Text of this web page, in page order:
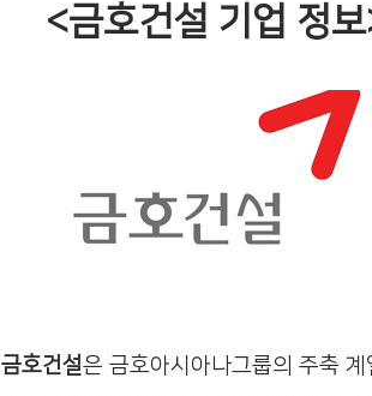
<금호건설 기업 정
금호건설은 금호아시아나그룹의 주축 계